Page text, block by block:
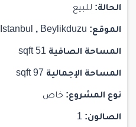
الحالة:
الموقع: Istanbul , Beylikduzu
المساحة الصافية
المساحة الإجمالية
نوع المشروع: خاص
الصالون: